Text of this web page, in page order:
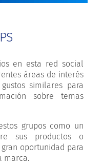
en esta red social
áreas de interés
similares para
sobre temas
grupos como un
sus productos o
oportunidad para
marca.